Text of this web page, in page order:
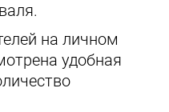
на личном
удобная